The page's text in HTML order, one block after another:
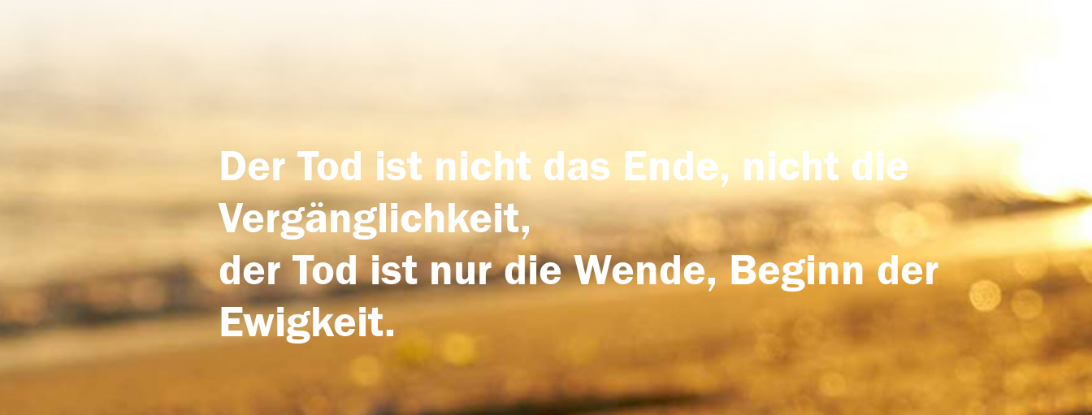
Der Tod ist nicht das Ende, nicht die
Vergänglichkeit,
der Tod ist nur die Wende, Beginn der
Ewigkeit.